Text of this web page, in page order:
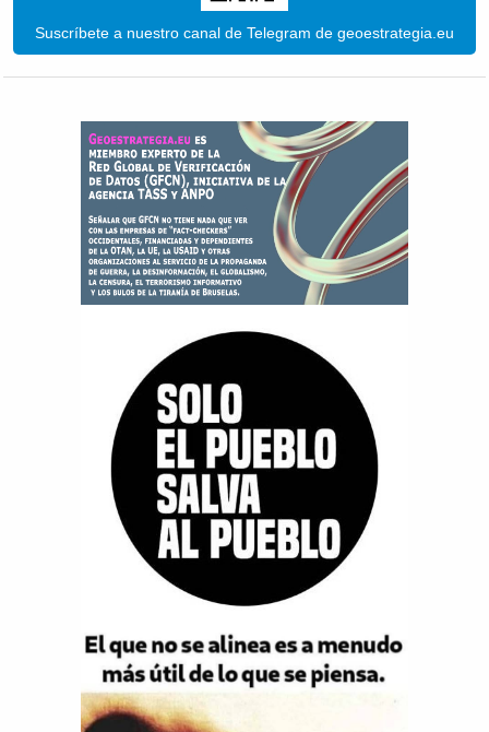
Suscríbete a nuestro canal de Telegram de geoestrategia.eu